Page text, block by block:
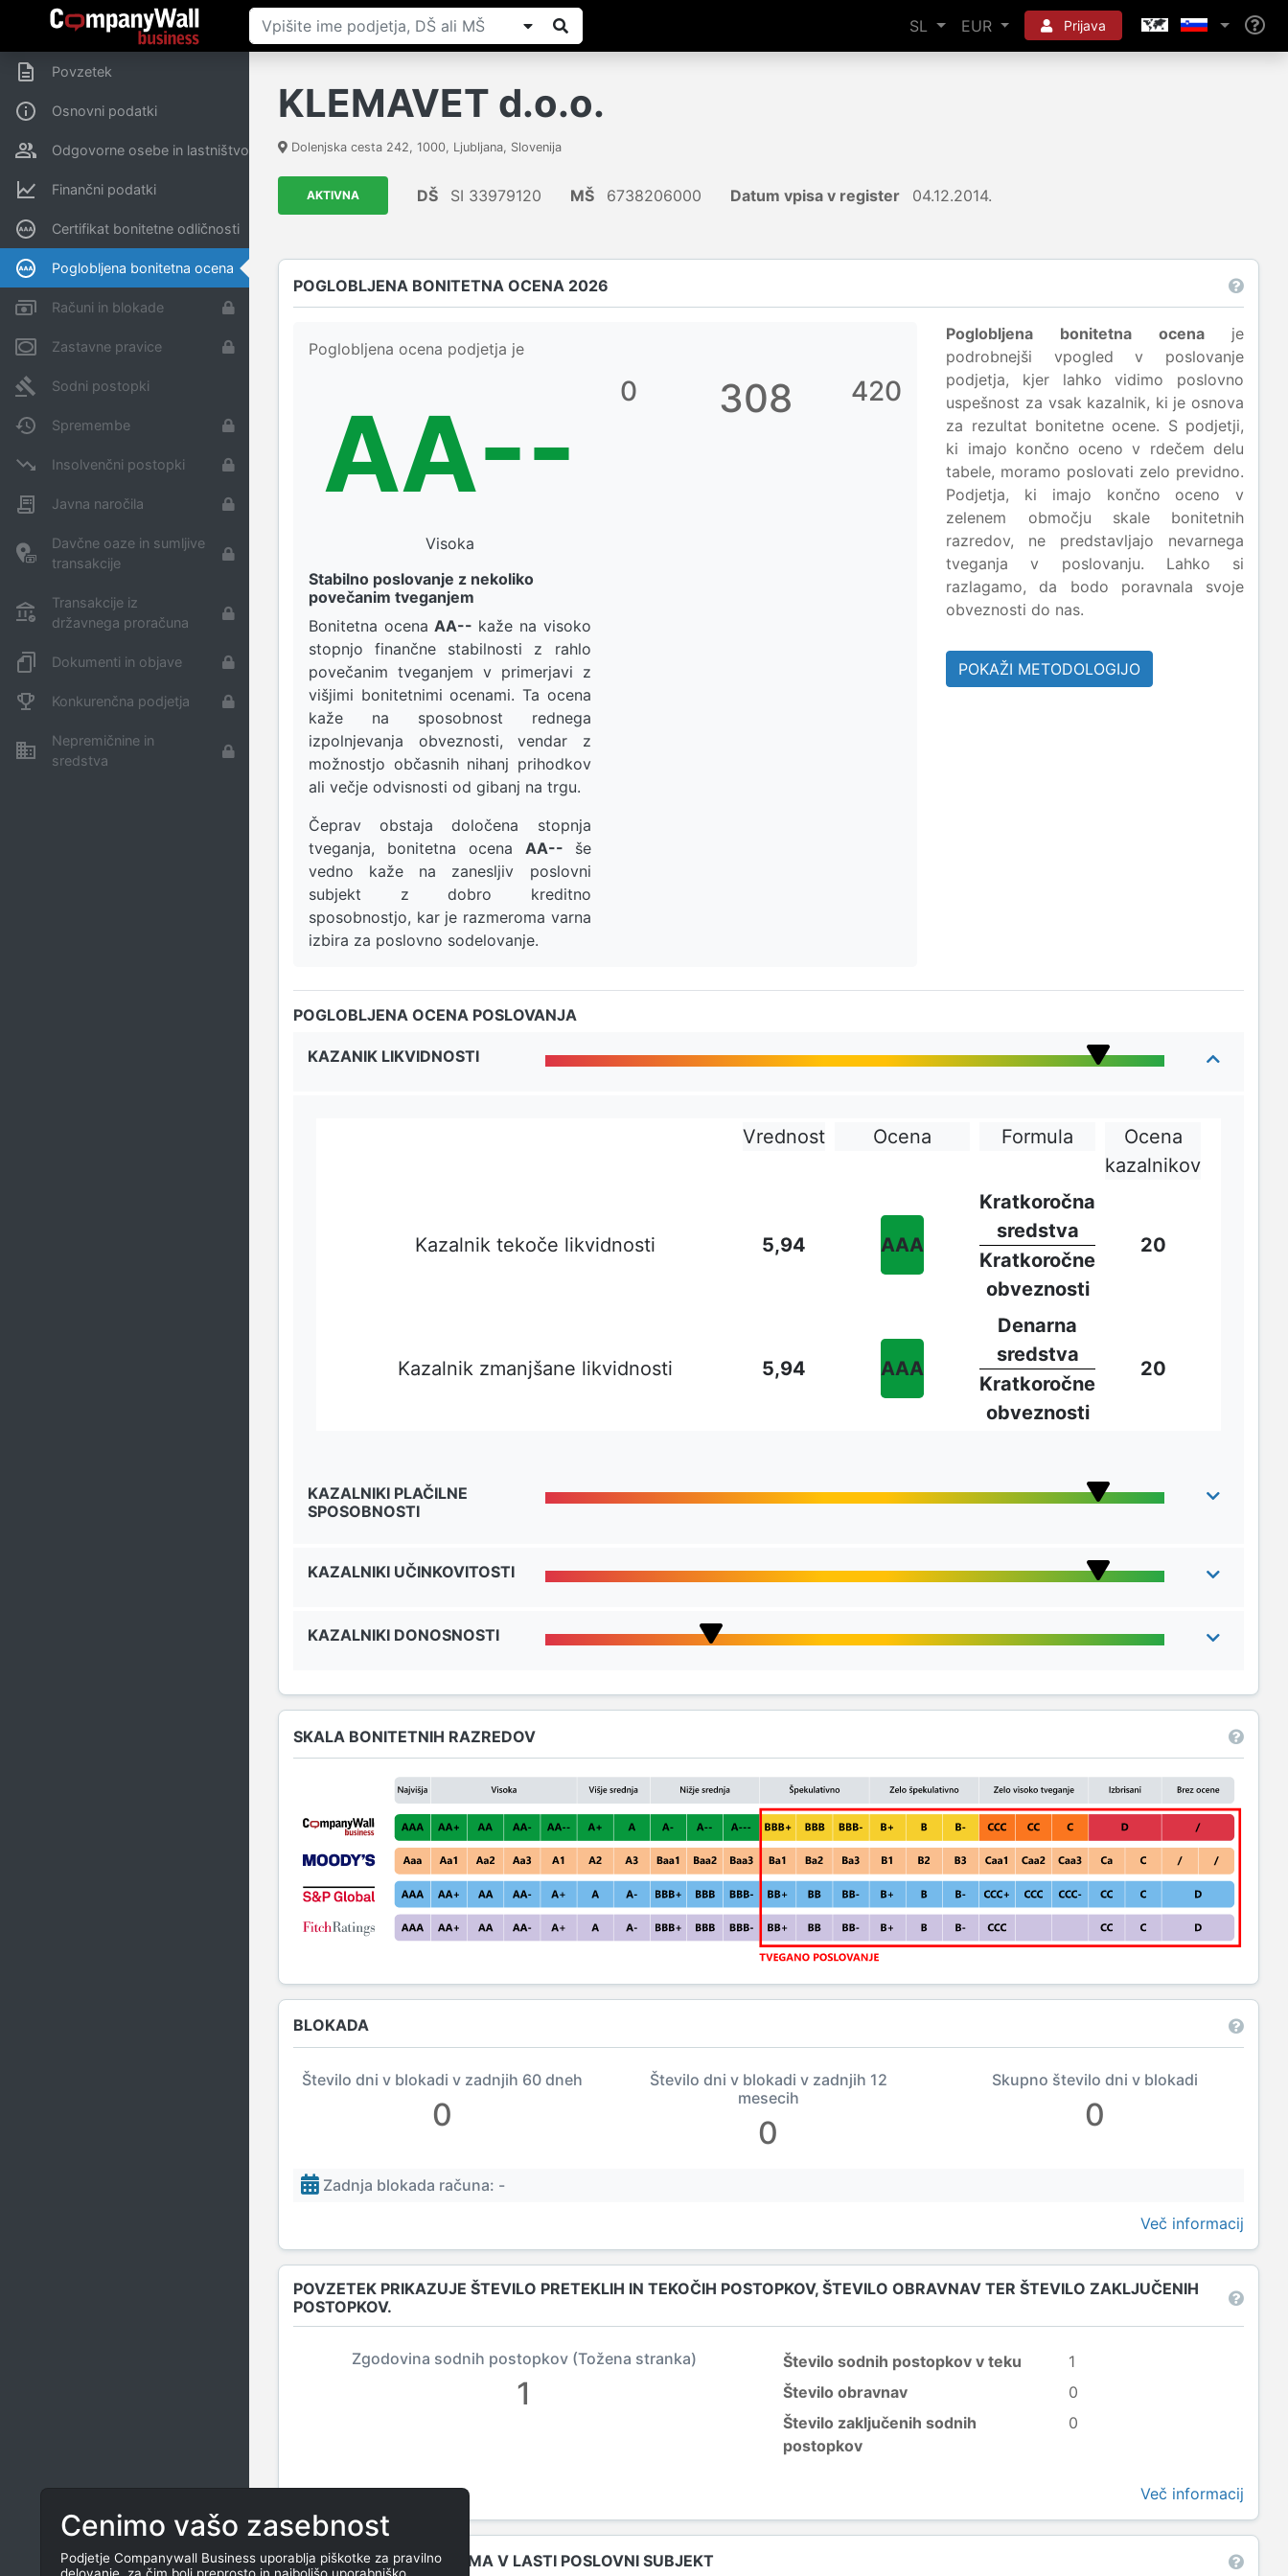
SL EUR Prijava
Povzetek
Osnovni podatki
Odgovorne osebe in lastništvo
Finančni podatki
Certifikat bonitetne odličnosti
Poglobljena bonitetna ocena
Računi in blokade
Zastavne pravice
Sodni postopki
Spremembe
Insolvenčni postopki
Javna naročila
Davčne oaze in sumljive
transakcije
Transakcije iz
državnega proračuna
Dokumenti in objave
Konkurenčna podjetja
Nepremičnine in
sredstva
KLEMAVET d.o.o.
Dolenjska cesta 242, 1000, Ljubljana, Slovenija
AKTIVNA DŠ SI 33979120 MŠ 6738206000 Datum vpisa v register 04.12.2014.
POGLOBLJENA BONITETNA OCENA 2026
Poglobljena ocena podjetja je
AA--
Visoka
Stabilno poslovanje z nekoliko
povečanim tveganjem
Bonitetna ocenaAA-- kaže na visoko
stopnjo finančne stabilnosti z rahlo
povečanim tveganjem v primerjavi z
višjimi bonitetnimi ocenami. Ta ocena
kaže na sposobnost rednega
izpolnjevanja obveznosti, vendar z
možnostjo občasnih nihanj prihodkov
ali večje odvisnosti od gibanj na trgu.
Čeprav obstaja določena stopnja
tveganja, bonitetna ocena AA-- še
vedno kaže na zanesljiv poslovni
subjekt z dobro kreditno
sposobnostjo, kar je razmeroma varna
izbira za poslovno sodelovanje.
0 308 420
Poglobljena bonitetna ocena je
podrobnejši vpogled v poslovanje
podjetja, kjer lahko vidimo poslovno
uspešnost za vsak kazalnik, ki je osnova
za rezultat bonitetne ocene. S podjetji,
ki imajo končno oceno v rdečem delu
tabele, moramo poslovati zelo previdno.
Podjetja, ki imajo končno oceno v
zelenem območju skale bonitetnih
razredov, ne predstavljajo nevarnega
tveganja v poslovanju. Lahko si
razlagamo, da bodo poravnala svoje
obveznosti do nas.
POKAŽI METODOLOGIJO
POGLOBLJENA OCENA POSLOVANJA
KAZANIK LIKVIDNOSTI
Vrednost Ocena Formula
Ocena
kazalnikov
Kazalnik tekoče likvidnosti 5,94 AAA
Kratkoročna
sredstva
Kratkoročne
obveznosti
20
Kazalnik zmanjšane likvidnosti 5,94 AAA
Denarna
sredstva
Kratkoročne
obveznosti
20
KAZALNIKI PLAČILNE
SPOSOBNOSTI
KAZALNIKI UČINKOVITOSTI
KAZALNIKI DONOSNOSTI
SKALA BONITETNIH RAZREDOV
BLOKADA
Število dni v blokadi v zadnjih 60 dneh
0
Število dni v blokadi v zadnjih 12
mesecih
0
Skupno število dni v blokadi
0
Zadnja blokada računa: -
Več informacij
POVZETEK PRIKAZUJE ŠTEVILO PRETEKLIH IN TEKOČIH POSTOPKOV, ŠTEVILO OBRAVNAV TER ŠTEVILO ZAKLJUČENIH
POSTOPKOV.
Zgodovina sodnih postopkov (Tožena stranka)
1
Število sodnih postopkov v teku
1
Število obravnav
0
Število zaključenih sodnih
postopkov
0
Več informacij
NEPREMIČNINE, KI JIH IMA V LASTI POSLOVNI SUBJEKT
Cenimo vašo zasebnost
Podjetje Companywall Business uporablja piškotke za pravilno